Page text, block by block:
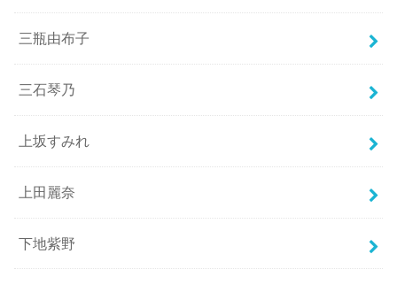
三瓶由布子
三石琴乃
上坂すみれ
上田麗奈
下地紫野